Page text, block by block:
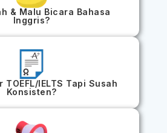
& Malu Bicara Bahasa
Inggris?
TOEFL/IELTS Tapi Susah
Konsisten?